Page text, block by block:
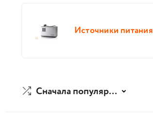
Источники питания
Сначала популярные